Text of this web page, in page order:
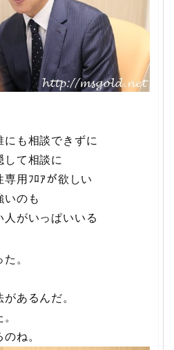
も相談できずに
して相談に
用ﾌﾛｱが欲しい
いのも
人がいっぱいいる
。
あるんだ。
ね。